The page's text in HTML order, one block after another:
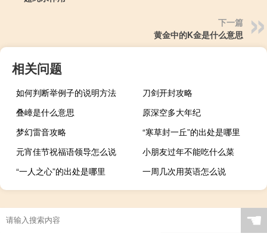
下一篇
黄金中的K金是什么意思
相关问题
如何判断举例子的说明方法
刀剑开封攻略
叠嶂是什么意思
原深空多大年纪
梦幻雷音攻略
“寒草封一丘”的出处是哪里
元宵佳节祝福语领导怎么说
小朋友过年不能吃什么菜
“一人之心”的出处是哪里
一周几次用英语怎么说
☚